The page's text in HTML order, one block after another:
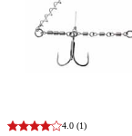
4.0 (1)